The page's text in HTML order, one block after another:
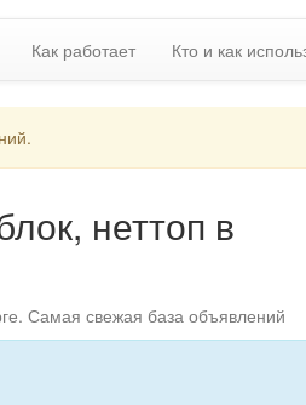
Как работает Кто и как
неттоп в
Самая свежая база объявлений